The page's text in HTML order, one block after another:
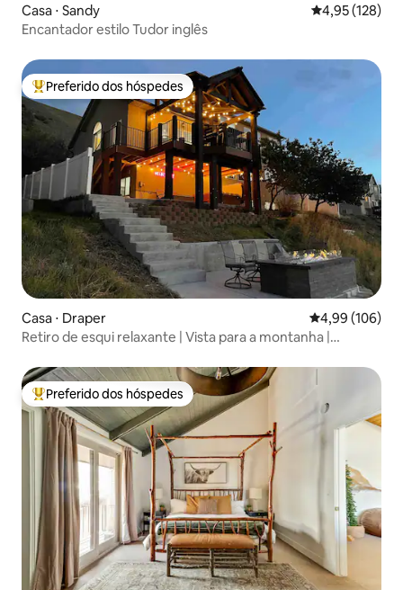
Casa ⋅ Sandy 4,95 de uma
4,95 (128)
Encantador estilo Tudor inglês
Entre os melhores preferidos dos hóspedes
Preferido dos hóspedes
Casa ⋅ Draper 4,99 de uma
4,99 (106)
Retiro de esqui relaxante | Vista para a montanha |
Entre os melhores preferidos dos hóspedes
Preferido dos hóspedes